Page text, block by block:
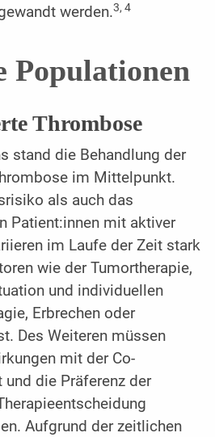
werden.3, 4
Populationen
Thrombose
stand die Behandlung der
im Mittelpunkt.
als auch das
Patient:innen mit aktiver
im Laufe der Zeit stark
wie der Tumortherapie,
und individuellen
Erbrechen oder
Des Weiteren müssen
mit der Co-
die Präferenz der
Aufgrund der zeitlichen